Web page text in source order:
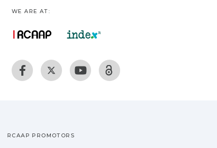
WE ARE AT:
RCAAP PROMOTORS